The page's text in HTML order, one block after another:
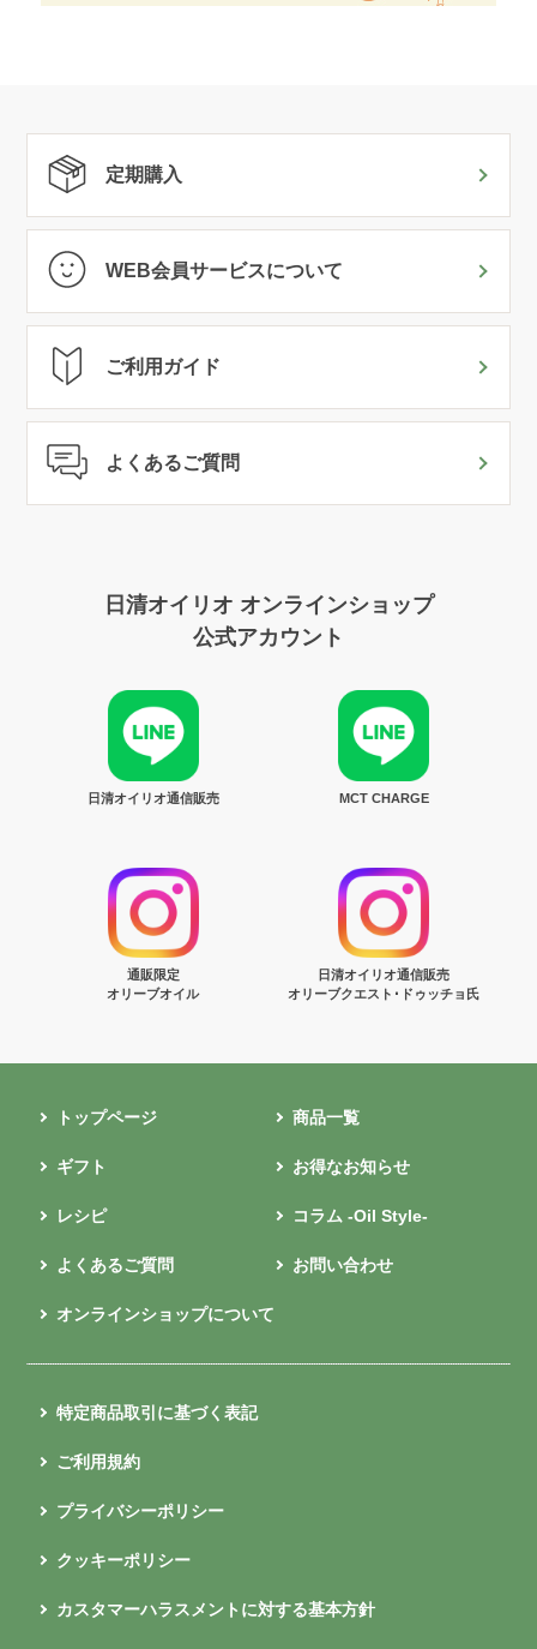
定期購入
WEB会員サービスについて
ご利用ガイド
よくあるご質問
日清オイリオ オンラインショップ
公式アカウント
日清オイリオ通信販売 MCT CHARGE
通販限定
オリーブオイル
日清オイリオ通信販売
オリーブクエスト･ドゥッチョ氏
トップページ 商品一覧
ギフト お得なお知らせ
レシピ コラム -Oil Style-
よくあるご質問 お問い合わせ
オンラインショップについて
特定商品取引に基づく表記
ご利用規約
プライバシーポリシー
クッキーポリシー
カスタマーハラスメントに対する基本方針